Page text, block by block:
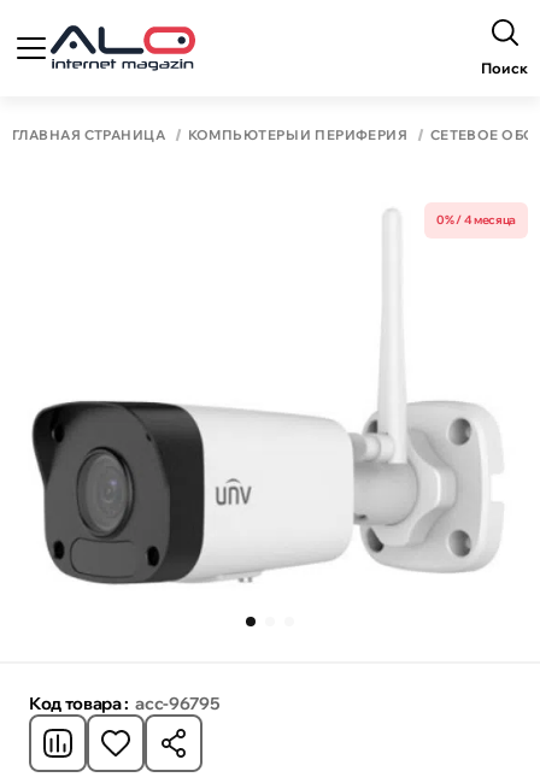
Поиск
ГЛАВНАЯ СТРАНИЦА КОМПЬЮТЕРЫ И ПЕРИФЕРИЯ СЕТЕВОЕ
0% / 4 месяца
Код товара : acc-96795